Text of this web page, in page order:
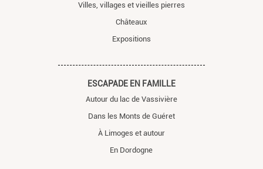
Villes, villages et vieilles pierres
Châteaux
Expositions
ESCAPADE EN FAMILLE
Autour du lac de Vassivière
Dans les Monts de Guéret
À Limoges et autour
En Dordogne